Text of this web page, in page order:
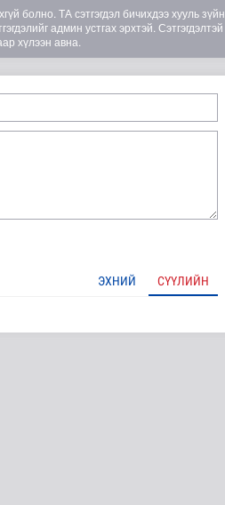
болно. ТА сэтгэгдэл бичихдээ хууль зүйн
админ устгах эрхтэй. Сэтгэгдэлтэй
хүлээн авна.
ЭХНИЙ СҮҮЛИЙН